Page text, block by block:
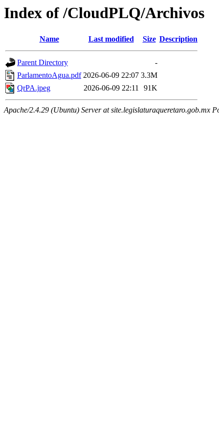
Index of /CloudPLQ/Archivos
Name Last modified Size Description
Parent Directory
-
ParlamentoAgua.pdf 2026-06-09 22:07 3.3M
QrPA.jpeg
2026-06-09 22:11 91K
Apache/2.4.29 (Ubuntu) Server at site.legislaturaqueretaro.gob.mx